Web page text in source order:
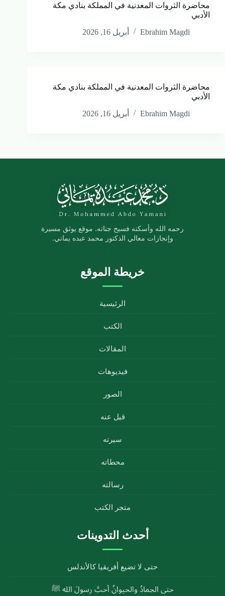
محاضرة الثروات المعدنية في المملكة بنادي مكة
الأدبي
Ebrahim Magdi
أبريل 16, 2026
محاضرة الثروات المعدنية في المملكة بنادي مكة
الأدبي
Ebrahim Magdi
أبريل 16, 2026
رحمه الله وأسكنه فسيح جناته. موقع يوثق مسيرة
وإنجازات معالي الدكتور محمد عبده يماني.
خريطة الموقع
الرئيسية
الكتب
المقالات
فيديوهات
الصور
قيل عنه
سيرته
محطاته
رسالته
متجر الكتب
أحدث التدوينات
حتى لا تضيع أفريقيا كالأندلس
حتى الجمادُ والحيوانُ أحبَّ رسولَ الله ﷺ